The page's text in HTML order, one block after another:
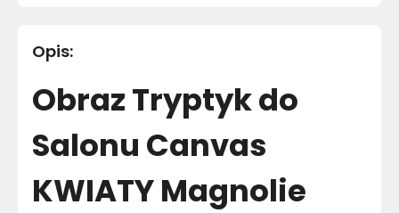
Materiał
Kolor
Marka
Montaż
Opis:
Obraz Tryptyk do
Salonu Canvas
KWIATY Magnolie